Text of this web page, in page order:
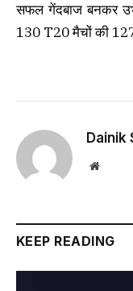
सफल गेंदबाज बनकर
130 T20 मैचों की
Dainik
Website
KEEP READING